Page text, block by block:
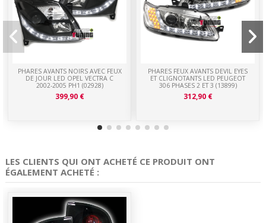
PHARES AVANTS NOIRS AVEC FEUX
DE JOUR LED OPEL VECTRA C
2002-2005 PH1 (02928)
399,90 €
PHARES FEUX AVANTS DEVIL EYES
ET CLIGNOTANTS LED PEUGEOT
306 PHASES 2 ET 3 (13899)
312,90 €
LES CLIENTS QUI ONT ACHETÉ CE PRODUIT ONT
ÉGALEMENT ACHETÉ :